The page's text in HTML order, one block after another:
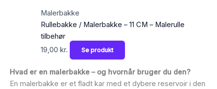
Malerbakke
Rullebakke / Malerbakke – 11 CM – Malerulle
tilbehør
19,00 kr. Se produkt
Hvad er en malerbakke – og hvornår bruger du den?
En malerbakke er et fladt kar med et dybere reservoir i den